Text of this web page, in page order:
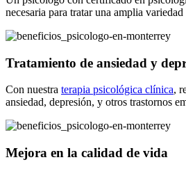
necesaria para tratar una amplia
Tratamiento de ansiedad y
Con nuestra terapia psicológica clínica,
ansiedad, depresión, y otros trastornos
Mejora en la calidad de vida